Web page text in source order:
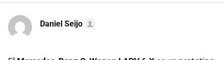
Daniel Seijo